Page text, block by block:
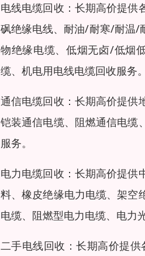
电线电缆回收：长期高价提供
砜绝缘电线、耐油/耐寒/耐温/
物绝缘电缆、低烟无卤/低烟
缆、机电用电线电缆回收服务。
通信电缆回收：长期高价提供
铠装通信电缆、阻燃通信电缆
服务。
电力电缆回收：长期高价提供
料、橡皮绝缘电力电缆、架空
电缆、阻燃型电力电缆、电力
二手电线回收：长期高价提